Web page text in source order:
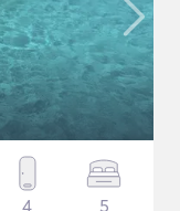
4 5